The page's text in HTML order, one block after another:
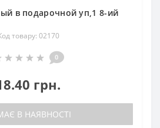
в подарочной уп,1 8-ий
товару: 02170
0
грн.
В НАЯВНОСТІ